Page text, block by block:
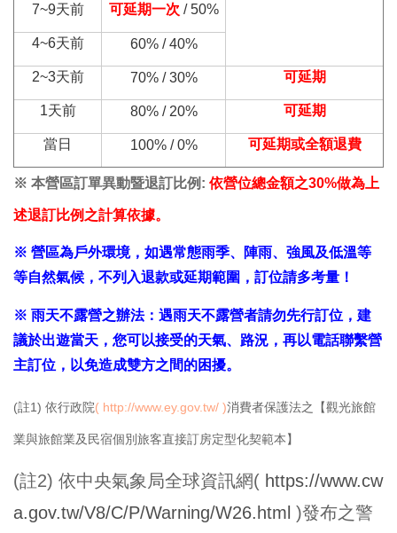
7~9天前 可延期一次 /50%
4~6天前 60% / 40%
2~3天前 70% / 30% 可延期
1天前 80% / 20% 可延期
當日 100% / 0% 可延期或全額退費
※ 本營區訂單異動暨退訂比例: 依營位總金額之30%做為上
述退訂比例之計算依據。
※ 營區為戶外環境，如遇常態雨季、陣雨、強風及低溫等
等自然氣候，不列入退款或延期範圍，訂位請多考量！
※ 雨天不露營之辦法：遇雨天不露營者請勿先行訂位，建
議於出遊當天，您可以接受的天氣、路況，再以電話聯繫營
主訂位，以免造成雙方之間的困擾。
(註1) 依行政院( http://www.ey.gov.tw/ )消費者保護法之【觀光旅館
業與旅館業及民宿個別旅客直接訂房定型化契範本】
(註2) 依中央氣象局全球資訊網( https://www.cw
a.gov.tw/V8/C/P/Warning/W26.html )發布之警